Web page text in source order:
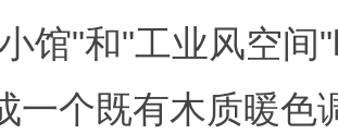
馆"和"工业风空间
一个既有木质暖色